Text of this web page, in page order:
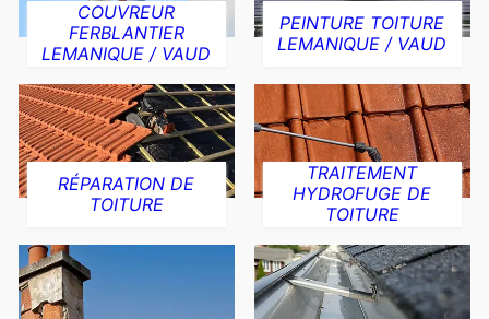
COUVREUR
FERBLANTIER
LEMANIQUE / VAUD
PEINTURE TOITURE
LEMANIQUE / VAUD
RÉPARATION DE
TOITURE
TRAITEMENT
HYDROFUGE DE
TOITURE